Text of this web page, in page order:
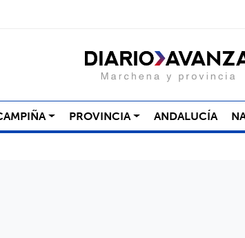
PROVINCIA ANDALUCÍA